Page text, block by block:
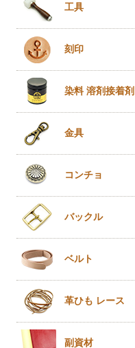
工具
刻印
染料 溶剤接着剤
金具
コンチョ
バックル
ベルト
革ひも レース
副資材